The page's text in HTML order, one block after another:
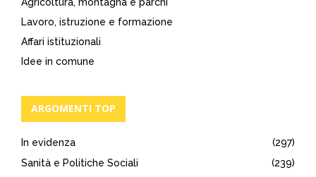
Agricoltura, montagna e parchi
Lavoro, istruzione e formazione
Affari istituzionali
Idee in comune
ARGOMENTI TOP
In evidenza
(297)
Sanità e Politiche Sociali
(239)